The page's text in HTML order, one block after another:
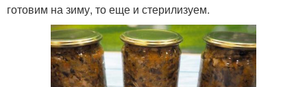
готовим на зиму, то еще и стерилизуем.